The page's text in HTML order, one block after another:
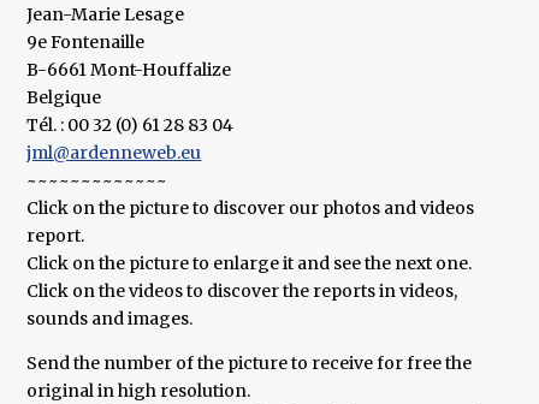
Jean-Marie Lesage
9e Fontenaille
B-6661 Mont-Houffalize
Belgique
Tél. : 00 32 (0) 61 28 83 04
jml@ardenneweb.eu
~~~~~~~~~~~~~
Click on the picture to discover our photos and videos
report.
Click on the picture to enlarge it and see the next one.
Click on the videos to discover the reports in videos,
sounds and images.
Send the number of the picture to receive for free the
original in high resolution.